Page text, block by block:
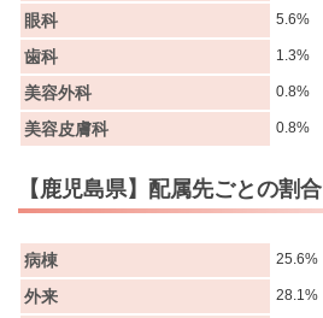
眼科 5.6%
歯科 1.3%
美容外科 0.8%
美容皮膚科 0.8%
【鹿児島県】配属先ごとの割合
病棟 25.6%
外来 28.1%